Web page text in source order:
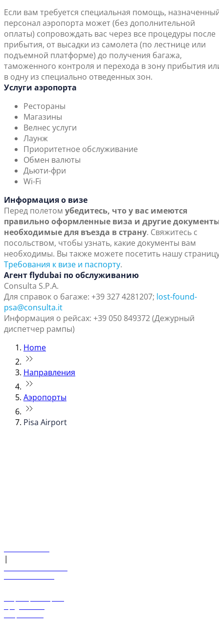
Если вам требуется специальная помощь,
персонал аэропорта может (без дополнительной
оплаты) сопровождать вас через все процедуры после
прибытия, от высадки из самолета (по лестнице или
подъемной платформе) до получения багажа,
таможенного контроля и перехода в зону прибытия
в одну из специально отведенных зон.
Услуги аэропорта
Рестораны
Магазины
Велнес услуги
Лаунж
Приоритетное обслуживание
Обмен валюты
Дьюти-фри
Wi-Fi
Информация о визе
Перед полетом убедитесь, что у вас имеются
правильно оформленные виза и другие
необходимые для въезда в страну. Свяжитесь с
посольством, чтобы узнать, какие документы вам
необходимы. Вы также можете посетить нашу
Требования к визе и паспорту.
Агент flydubai по обслуживанию
Consulta S.P.A.
Для справок о багаже: +39 327 4281207; lost-found-
psa@consulta.it
Информация о рейсах: +39 050 849372 (Дежурный
диспетчер рампы)
Home
Направления
Аэропорты
Pisa Airport
|